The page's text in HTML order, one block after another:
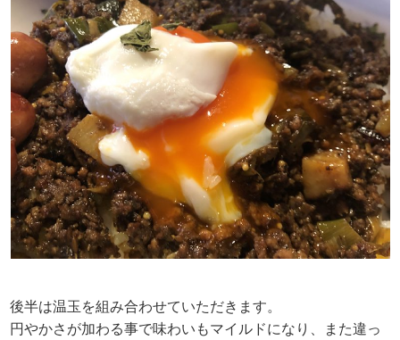
後半は温玉を組み合わせていただきます。
円やかさが加わる事で味わいもマイルドになり、また違っ